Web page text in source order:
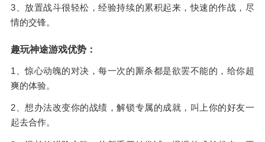
3、放置战斗很轻松，经验持续的累积起来，快速的作战，尽
情的交锋。
趣玩神途游戏优势：
1、惊心动魄的对决，每一次的厮杀都是欲罢不能的，给你超
爽的体验。
2、想办法改变你的战绩，解锁专属的成就，叫上你的好友一
起去合作。